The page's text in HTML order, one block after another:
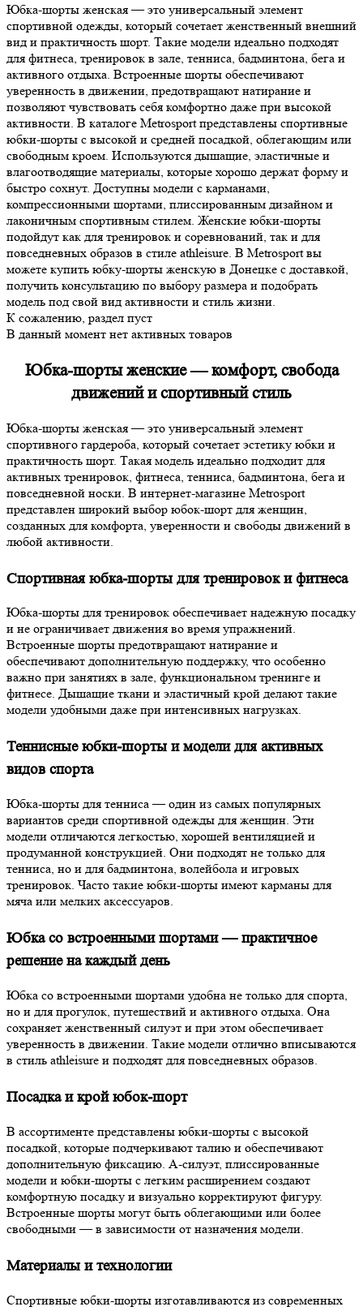
Юбка-шорты женская — это универсальный элемент
спортивной одежды, который сочетает женственный внешний
вид и практичность шорт. Такие модели идеально подходят
для фитнеса, тренировок в зале, тенниса, бадминтона, бега и
активного отдыха. Встроенные шорты обеспечивают
уверенность в движении, предотвращают натирание и
позволяют чувствовать себя комфортно даже при высокой
активности. В каталоге Metrosport представлены спортивные
юбки-шорты с высокой и средней посадкой, облегающим или
свободным кроем. Используются дышащие, эластичные и
влагоотводящие материалы, которые хорошо держат форму и
быстро сохнут. Доступны модели с карманами,
компрессионными шортами, плиссированным дизайном и
лаконичным спортивным стилем. Женские юбки-шорты
подойдут как для тренировок и соревнований, так и для
повседневных образов в стиле athleisure. В Metrosport вы
можете купить юбку-шорты женскую в Донецке с доставкой,
получить консультацию по выбору размера и подобрать
модель под свой вид активности и стиль жизни.
К сожалению, раздел пуст
В данный момент нет активных товаров
Юбка-шорты женские — комфорт, свобода
движений и спортивный стиль
Юбка-шорты женская — это универсальный элемент
спортивного гардероба, который сочетает эстетику юбки и
практичность шорт. Такая модель идеально подходит для
активных тренировок, фитнеса, тенниса, бадминтона, бега и
повседневной носки. В интернет-магазине Metrosport
представлен широкий выбор юбок-шорт для женщин,
созданных для комфорта, уверенности и свободы движений в
любой активности.
Спортивная юбка-шорты для тренировок и фитнеса
Юбка-шорты для тренировок обеспечивает надежную посадку
и не ограничивает движения во время упражнений.
Встроенные шорты предотвращают натирание и
обеспечивают дополнительную поддержку, что особенно
важно при занятиях в зале, функциональном тренинге и
фитнесе. Дышащие ткани и эластичный крой делают такие
модели удобными даже при интенсивных нагрузках.
Теннисные юбки-шорты и модели для активных
видов спорта
Юбка-шорты для тенниса — один из самых популярных
вариантов среди спортивной одежды для женщин. Эти
модели отличаются легкостью, хорошей вентиляцией и
продуманной конструкцией. Они подходят не только для
тенниса, но и для бадминтона, волейбола и игровых
тренировок. Часто такие юбки-шорты имеют карманы для
мяча или мелких аксессуаров.
Юбка со встроенными шортами — практичное
решение на каждый день
Юбка со встроенными шортами удобна не только для спорта,
но и для прогулок, путешествий и активного отдыха. Она
сохраняет женственный силуэт и при этом обеспечивает
уверенность в движении. Такие модели отлично вписываются
в стиль athleisure и подходят для повседневных образов.
Посадка и крой юбок-шорт
В ассортименте представлены юбки-шорты с высокой
посадкой, которые подчеркивают талию и обеспечивают
дополнительную фиксацию. А-силуэт, плиссированные
модели и юбки-шорты с легким расширением создают
комфортную посадку и визуально корректируют фигуру.
Встроенные шорты могут быть облегающими или более
свободными — в зависимости от назначения модели.
Материалы и технологии
Спортивные юбки-шорты изготавливаются из современных